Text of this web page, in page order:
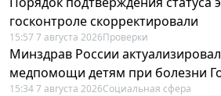
госконтроле скорректировали
15:57 7 августа 2026Проверки
Минздрав России
медпомощи детям при болезни
15:34 7 августа 2026Социальная сфера